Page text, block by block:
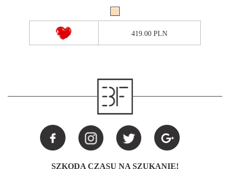
419.00 PLN
SZKODA CZASU NA SZUKANIE!